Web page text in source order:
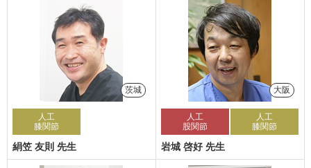
茨城
人工
膝関節
絹笠 友則 先生
大阪
人工
股関節
人工
膝関節
岩城 啓好 先生